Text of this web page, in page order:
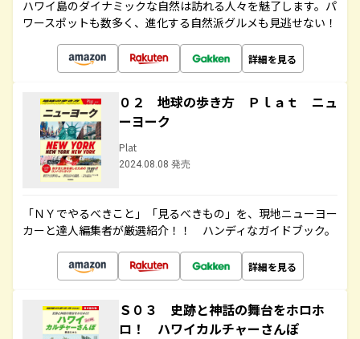
ハワイ島のダイナミックな自然は訪れる人々を魅了します。パ
ワースポットも数多く、進化する自然派グルメも見逃せない！
詳細を見る
０２ 地球の歩き方 Ｐｌａｔ ニュ
ーヨーク
Plat
2024.08.08 発売
「ＮＹでやるべきこと」「見るべきもの」を、現地ニューヨー
カーと達人編集者が厳選紹介！！ ハンディなガイドブック。
詳細を見る
Ｓ０３ 史跡と神話の舞台をホロホ
ロ！ ハワイカルチャーさんぽ